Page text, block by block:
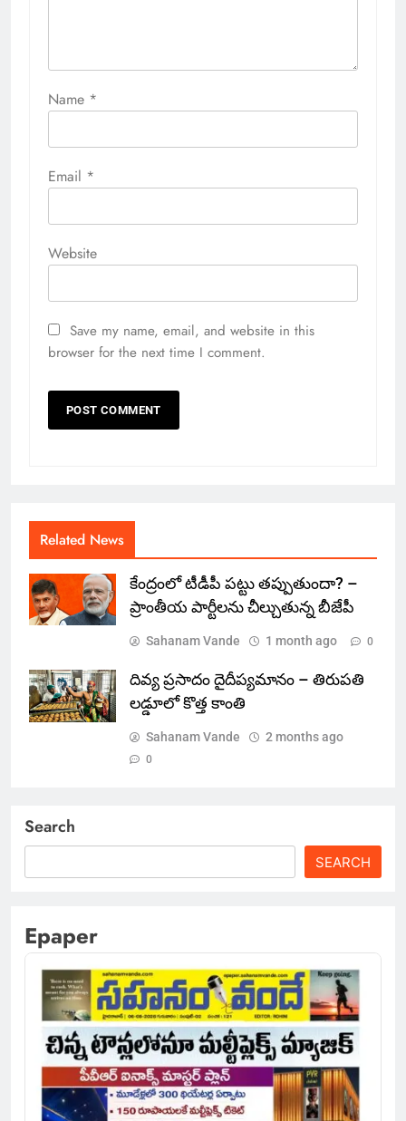
Name *
Email *
Website
Save my name, email, and website in this
browser for the next time I comment.
Related News
కేంద్రంలో టీడీపీ పట్టు తప్పుతుందా? –
ప్రాంతీయ పార్టీలను చీల్చుతున్న బీజేపీ
Sahanam Vande 1 month ago 0
దివ్య ప్రసాదం దైదీప్యమానం – తిరుపతి
లడ్డూలో కొత్త కాంతి
Sahanam Vande 2 months ago
0
Search
SEARCH
Epaper